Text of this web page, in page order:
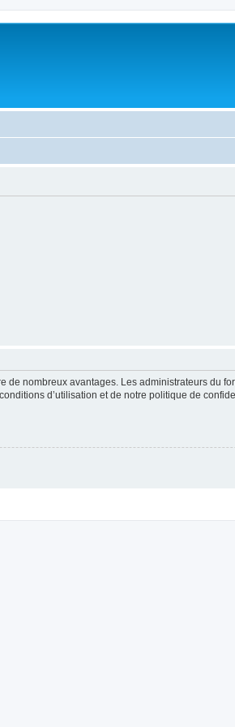
de nombreux avantages. Les administrateurs du
d’utilisation et de notre politique de